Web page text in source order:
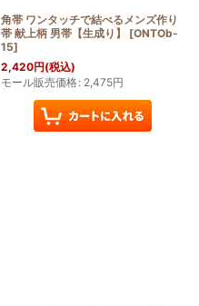
角帯 ワンタッチで結べるメンズ作り
帯 献上柄 男帯【生成り】
[ONTOb-
15]
2,420円(税込)
モール販売価格: 2,475円